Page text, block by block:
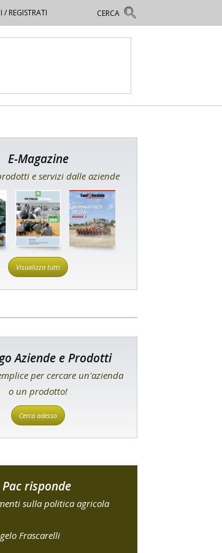
/ REGISTRATI
E-Magazine
e servizi dalle aziende
Visualizza tutti
Aziende e Prodotti
per cercare un'azienda
o un prodotto!
Cerca adesso
risponde
sulla politica agricola
Frascarelli